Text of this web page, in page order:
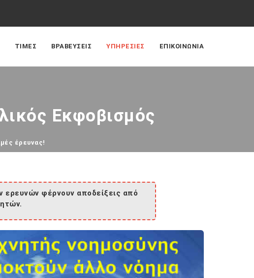
ΤΙΜΕΣ ΒΡΑΒΕΥΣΕΙΣ ΥΠΗΡΕΣΙΕΣ ΕΠΙΚΟΙΝΩΝΙΑ
Εκφοβισμός
έρευνας!
ερευνών φέρνουν αποδείξεις από